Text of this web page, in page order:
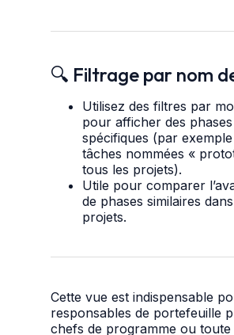
🔍 Filtrage par nom
Utilisez des filtres par
pour afficher des
spécifiques (par
tâches nommées «
tous les projets).
Utile pour comparer
de phases similaires
projets.
Cette vue est indispensable
responsables de portefeuille
chefs de programme ou toute